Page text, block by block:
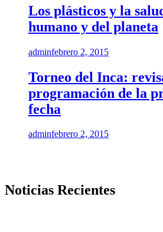
Los plásticos y la
humano y del planeta
adminfebrero 2, 2015
Torneo del Inca:
programación de la
fecha
adminfebrero 2, 2015
Noticias Recientes